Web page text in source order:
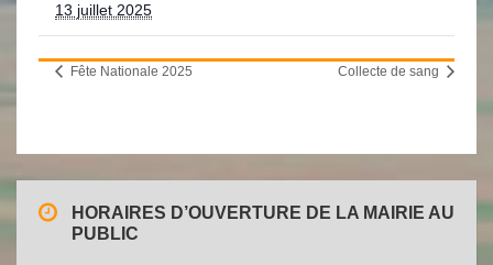
13 juillet 2025
Fête Nationale 2025 Collecte de sang
HORAIRES D’OUVERTURE DE LA MAIRIE AU
PUBLIC